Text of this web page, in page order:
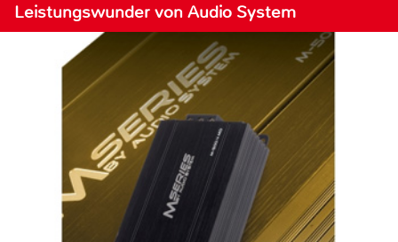
Leistungswunder von Audio System